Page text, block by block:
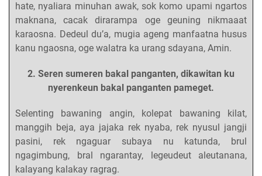
hate, nyaliara minuhan awak, sok komo upami ngartos
maknana, cacak dirarampa oge geuning nikmaaat
karaosna. Dedeul du’a, mugia ageng manfaatna husus
kanu ngaosna, oge walatra ka urang sdayana, Amin.
2. Seren sumeren bakal panganten, dikawitan ku
nyerenkeun bakal panganten pameget.
Selenting bawaning angin, kolepat bawaning kilat,
manggih beja, aya jajaka rek nyaba, rek nyusul jangji
pasini, rek ngaguar subaya nu katunda, brul
ngagimbung, bral ngarantay, legeudeut aleutanana,
kalayang kalakay ragrag.